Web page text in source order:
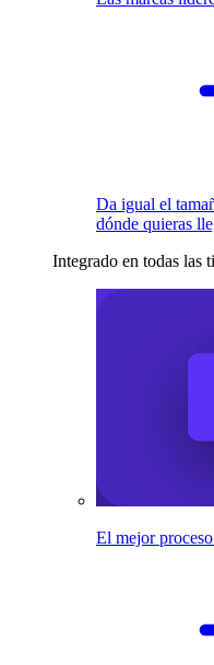
Da igual el
dónde quieras
Integrado en todas las
El mejor